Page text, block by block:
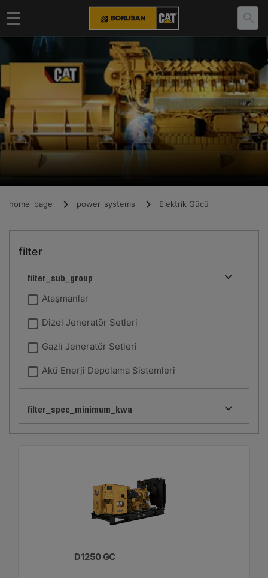
home_page power_systems Elektrik Gücü
filter
filter_sub_group
Ataşmanlar
Dizel Jeneratör Setleri
Gazlı Jeneratör Setleri
Akü Enerji Depolama Sistemleri
filter_spec_minimum_kwa
D1250 GC